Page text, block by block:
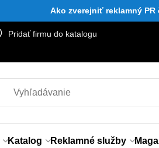
Ako zverejniť reklamný PR
Pridať firmu do katalogu
Katalog Reklamné služby